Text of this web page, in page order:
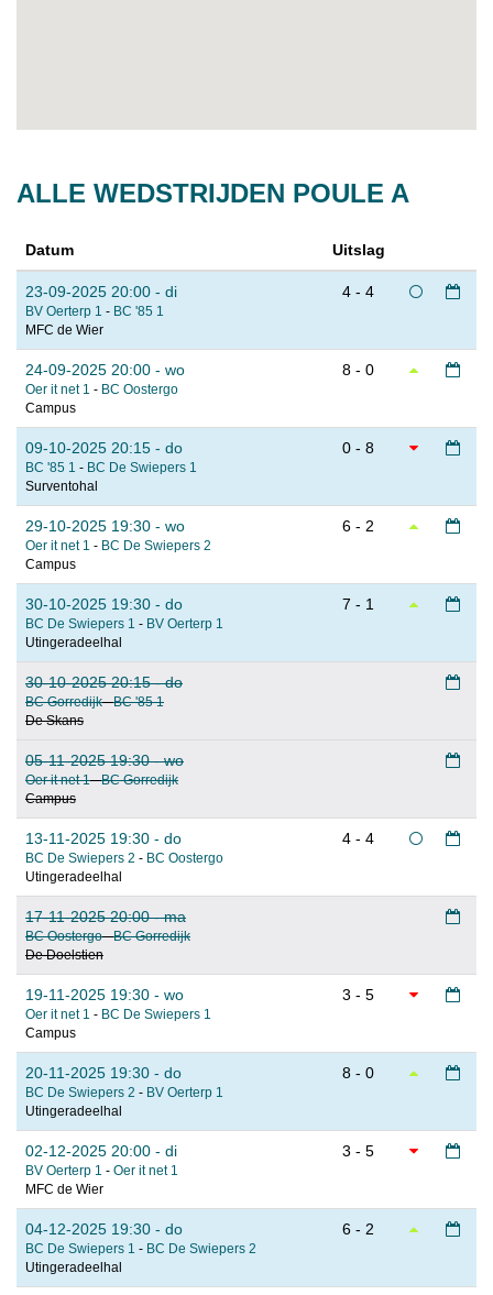
ALLE WEDSTRIJDEN POULE A
Datum Uitslag
23-09-2025 20:00 - di
BV Oerterp 1 - BC '85 1
MFC de Wier
4 - 4
24-09-2025 20:00 - wo
Oer it net 1 - BC Oostergo
Campus
8 - 0
09-10-2025 20:15 - do
BC '85 1 - BC De Swiepers 1
Surventohal
0 - 8
29-10-2025 19:30 - wo
Oer it net 1 - BC De Swiepers 2
Campus
6 - 2
30-10-2025 19:30 - do
BC De Swiepers 1 - BV Oerterp 1
Utingeradeelhal
7 - 1
30-10-2025 20:15 - do
BC Gorredijk-BC '85 1
De Skans
05-11-2025 19:30 - wo
Oer it net 1-BC Gorredijk
Campus
13-11-2025 19:30 - do
BC De Swiepers 2 - BC Oostergo
Utingeradeelhal
4 - 4
17-11-2025 20:00 - ma
BC Oostergo-BC Gorredijk
De Doelstien
19-11-2025 19:30 - wo
Oer it net 1 - BC De Swiepers 1
Campus
3 - 5
20-11-2025 19:30 - do
BC De Swiepers 2 - BV Oerterp 1
Utingeradeelhal
8 - 0
02-12-2025 20:00 - di
BV Oerterp 1 - Oer it net 1
MFC de Wier
3 - 5
04-12-2025 19:30 - do
BC De Swiepers 1 - BC De Swiepers 2
Utingeradeelhal
6 - 2